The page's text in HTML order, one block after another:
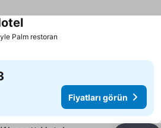
Palm restoran
Fiyatları görün
Fiyatları görün